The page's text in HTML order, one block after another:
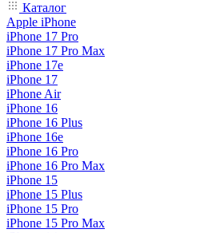
Каталог
Apple iPhone
iPhone 17 Pro
iPhone 17 Pro Max
iPhone 17e
iPhone 17
iPhone Air
iPhone 16
iPhone 16 Plus
iPhone 16e
iPhone 16 Pro
iPhone 16 Pro Max
iPhone 15
iPhone 15 Plus
iPhone 15 Pro
iPhone 15 Pro Max